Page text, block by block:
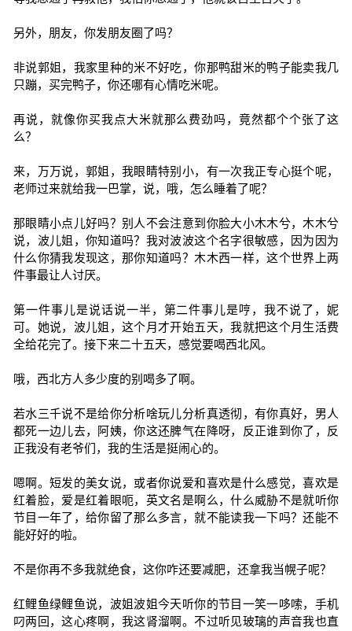
另外，朋友，你发朋友圈了吗？
非说郭姐，我家里种的米不好吃，你那鸭甜米的鸭子能卖我几
只蹦，买完鸭子，你还哪有心情吃米呢。
再说，就像你买我点大米就那么费劲吗，竟然都个个张了这
么？
来，万万说，郭姐，我眼睛特别小，有一次我正专心挺个呢，
老师过来就给我一巴掌，说，哦，怎么睡着了呢？
那眼睛小点儿好吗？别人不会注意到你脸大小木木兮，木木兮
说，波儿姐，你知道吗？我对波波这个名字很敏感，因为因为
什么你猜我发现这，那你知道吗？木木西一样，这个世界上两
件事最让人讨厌。
第一件事儿是说话说一半，第二件事儿是哼，我不说了，妮
可。她说，波儿姐，这个月才开始五天，我就把这个月生活费
全给花完了。接下来二十五天，感觉要喝西北风。
哦，西北方人多少度的别喝多了啊。
若水三千说不是给你分析啥玩儿分析真透彻，有你真好，男人
都死一边儿去，阿姨，你这还脾气在降呀，反正谁到你了，反
正我没有老爷们，我的生活是挺闹心的。
嗯啊。短发的美女说，或者你说爱和喜欢是什么感觉，喜欢是
红着脸，爱是红着眼呃，英文名是啊么，什么威胁不是就听你
节目一年了，给你留了那么多言，就不能读我一下吗？还能不
能好好的啦。
不是你再不多我就绝食，这你咋还要减肥，还拿我当幌子呢？
红鲤鱼绿鲤鱼说，波姐波姐今天听你的节目一笑一哆嗦，手机
叼两回，这心疼啊，我这肾溜啊。不过听见玻璃的声音我也直